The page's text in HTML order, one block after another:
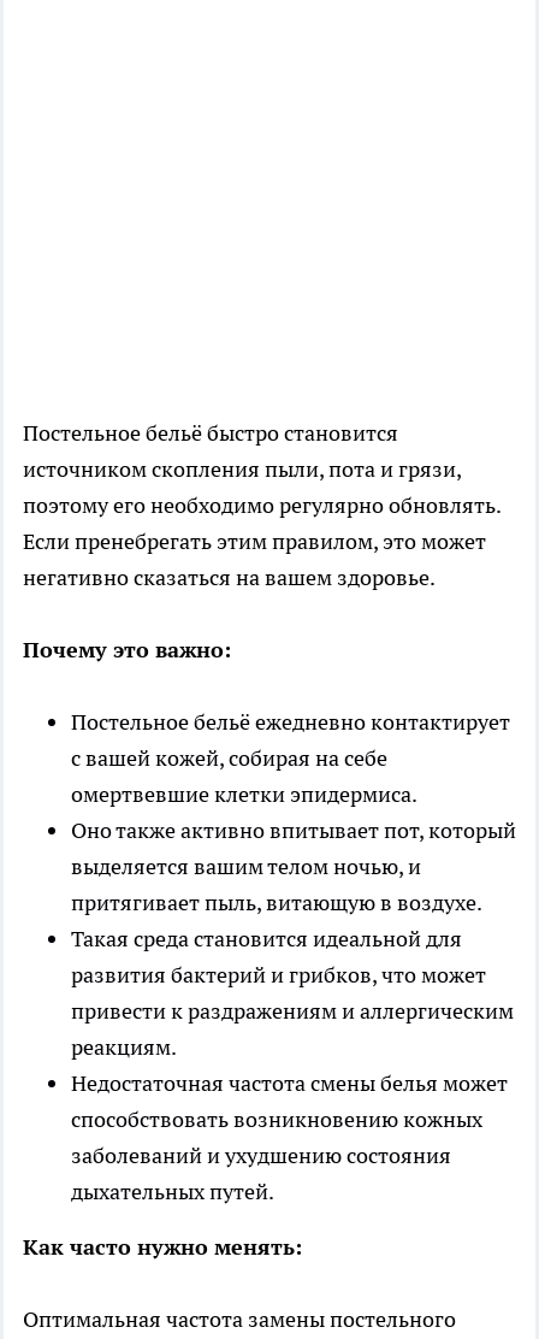
Постельное бельё быстро становится
источником скопления пыли, пота и грязи,
поэтому его необходимо регулярно обновлять.
Если пренебрегать этим правилом, это может
негативно сказаться на вашем здоровье.
Почему это важно:
Постельное бельё ежедневно контактирует
с вашей кожей, собирая на себе
омертвевшие клетки эпидермиса.
Оно также активно впитывает пот, который
выделяется вашим телом ночью, и
притягивает пыль, витающую в воздухе.
Такая среда становится идеальной для
развития бактерий и грибков, что может
привести к раздражениям и аллергическим
реакциям.
Недостаточная частота смены белья может
способствовать возникновению кожных
заболеваний и ухудшению состояния
дыхательных путей.
Как часто нужно менять:
Оптимальная частота замены постельного